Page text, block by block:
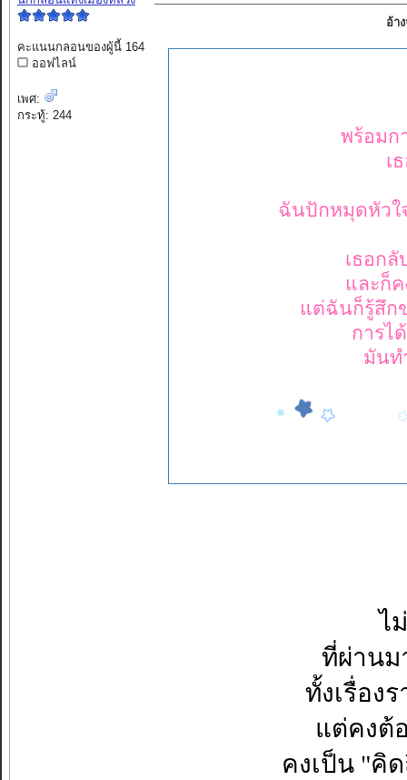
คะแนนกลอนของผู้นี้ 164
ออฟไลน์
เพศ:
กระทู้: 244
อ้า
พร้อมก
เ
ฉันปักหมุดหัวใ
เธอก
และก็
แต่ฉันก็รู้สึก
การไ
มันท
ไ
ที่ผ่านม
ทั้งเรื่อง
แต่คงต้
คงเป็น "คิ